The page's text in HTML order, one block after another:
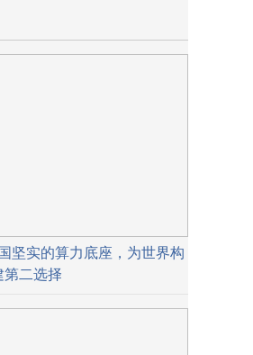
坚实的算力底座，为世界构
第二选择